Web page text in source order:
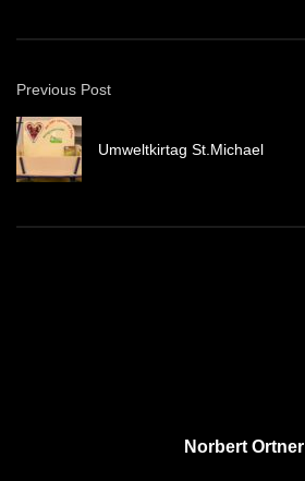
Previous Post
Umweltkirtag St.Michael
Norbert Ortner